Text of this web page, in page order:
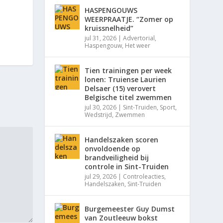
HASPENGOUWS
WEERPRAATJE. “Zomer op
kruissnelheid”
jul 31, 2026 |Advertorial,
Haspengouw, Het weer
Tien trainingen per week
lonen: Truiense Laurien
Delsaer (15) verovert
Belgische titel zwemmen
jul 30, 2026 | Sint-Truiden, Sport,
Wedstrijd, Zwemmen
Handelszaken scoren
onvoldoende op
brandveiligheid bij
controle in Sint-Truiden
jul 29, 2026 | Controleacties,
Handelszaken, Sint-Truiden
Burgemeester Guy Dumst
van Zoutleeuw bokst